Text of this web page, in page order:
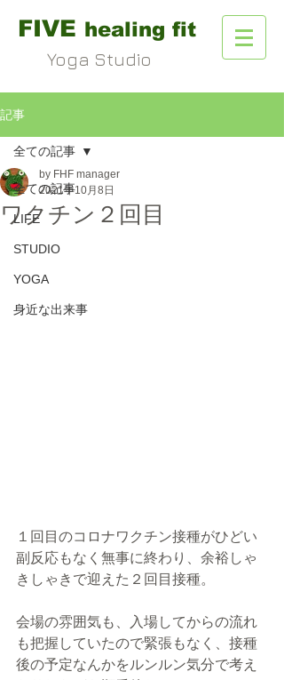
FIVE healing fit
Yoga Studio
記事
全ての記事
LIFE
STUDIO
YOGA
身近な出来事
全ての記事
ワクチン２回目
by FHF manager
2021年10月8日
１回目のコロナワクチン接種がひどい
副反応もなく無事に終わり、余裕しゃ
きしゃきで迎えた２回目接種。
会場の雰囲気も、入場してからの流れ
も把握していたので緊張もなく、接種
後の予定なんかをルンルン気分で考え